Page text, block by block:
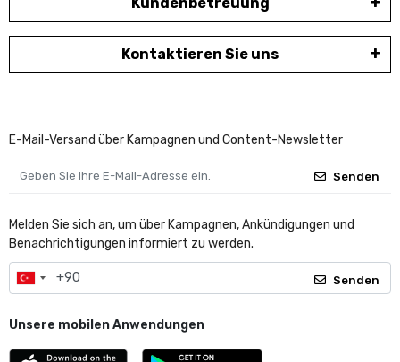
Kontaktieren Sie uns
E-Mail-Versand über Kampagnen und Content-Newsletter
Senden
Melden Sie sich an, um über Kampagnen, Ankündigungen und
Benachrichtigungen informiert zu werden.
Senden
Unsere mobilen Anwendungen